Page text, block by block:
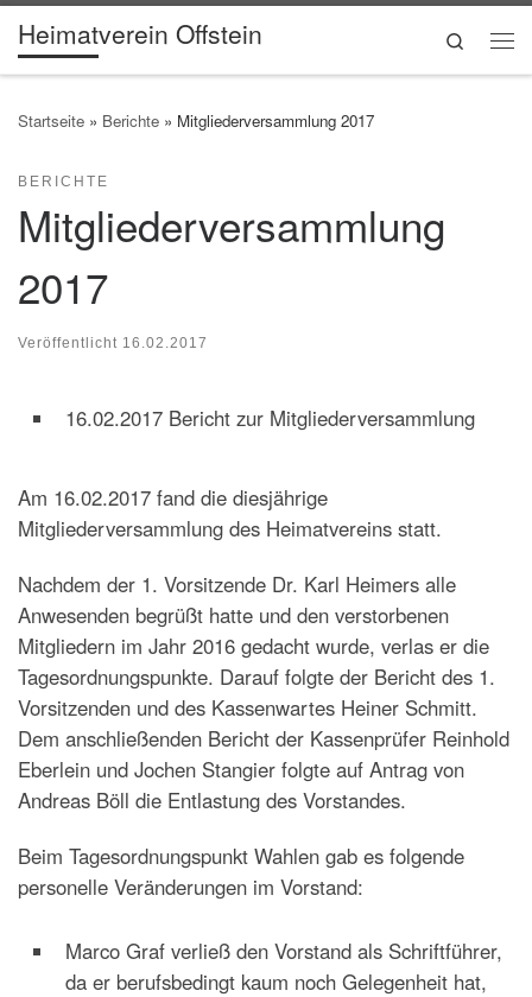
Zum Inhalt springen
Heimatverein Offstein
Search
Startseite » Berichte » Mitgliederversammlung 2017
BERICHTE
Mitgliederversammlung
2017
Veröffentlicht 16.02.2017
16.02.2017 Bericht zur Mitgliederversammlung
Am 16.02.2017 fand die diesjährige
Mitgliederversammlung des Heimatvereins statt.
Nachdem der 1. Vorsitzende Dr. Karl Heimers alle
Anwesenden begrüßt hatte und den verstorbenen
Mitgliedern im Jahr 2016 gedacht wurde, verlas er die
Tagesordnungspunkte. Darauf folgte der Bericht des 1.
Vorsitzenden und des Kassenwartes Heiner Schmitt.
Dem anschließenden Bericht der Kassenprüfer Reinhold
Eberlein und Jochen Stangier folgte auf Antrag von
Andreas Böll die Entlastung des Vorstandes.
Beim Tagesordnungspunkt Wahlen gab es folgende
personelle Veränderungen im Vorstand:
Marco Graf verließ den Vorstand als Schriftführer,
da er berufsbedingt kaum noch Gelegenheit hat,